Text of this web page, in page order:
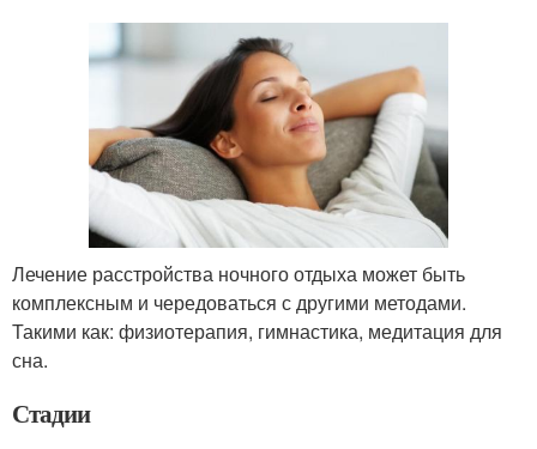
Лечение расстройства ночного отдыха может быть
комплексным и чередоваться с другими методами.
Такими как: физиотерапия, гимнастика, медитация для
сна.
Стадии